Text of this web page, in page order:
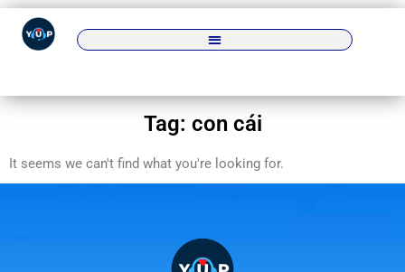
Tag: con cái
It seems we can't find what you're looking for.